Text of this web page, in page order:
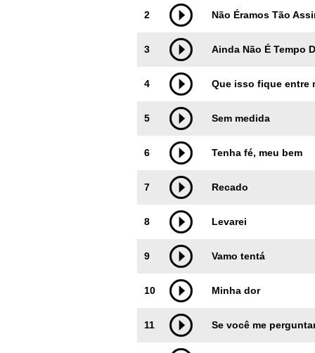
2 Não Éramos Tão
3 Ainda Não É Tempo
4 Que isso fique entre
5 Sem medida
6 Tenha fé, meu bem
7 Recado
8 Levarei
9 Vamo tentá
10 Minha dor
11 Se você me